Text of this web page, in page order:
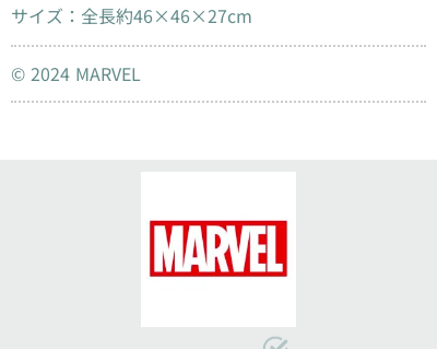
サイズ：全長約46×46×27cm
© 2024 MARVEL